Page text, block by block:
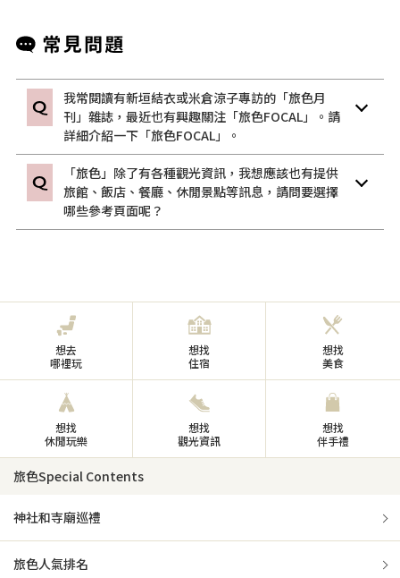
我常閱讀有新垣結衣或米倉涼子專訪的「旅色月
刊」雜誌，最近也有興趣關注「旅色FOCAL」。請
詳細介紹一下「旅色FOCAL」。
「旅色」除了有各種觀光資訊，我想應該也有提供
旅館、飯店、餐廳、休閒景點等訊息，請問要選擇
哪些參考頁面呢？
想去
哪裡玩
想找
住宿
想找
美食
想找
休閒玩樂
想找
觀光資訊
想找
伴手禮
旅色Special Contents
神社和寺廟巡禮
旅色人氣排名